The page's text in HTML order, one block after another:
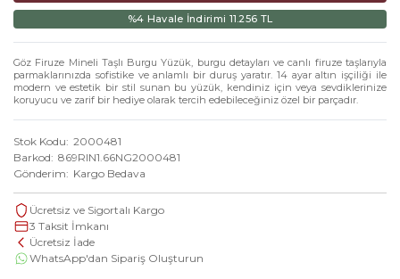
%4 Havale İndirimi 11.256 TL
Göz Firuze Mineli Taşlı Burgu Yüzük, burgu detayları ve canlı firuze taşlarıyla
parmaklarınızda sofistike ve anlamlı bir duruş yaratır. 14 ayar altın işçiliği ile
modern ve estetik bir stil sunan bu yüzük, kendiniz için veya sevdiklerinize
koruyucu ve zarif bir hediye olarak tercih edebileceğiniz özel bir parçadır.
Stok Kodu 2000481
Barkod 869RIN1.66NG2000481
Gönderim
Kargo Bedava
Ücretsiz ve Sigortalı Kargo
3 Taksit İmkanı
Ücretsiz İade
WhatsApp'dan Sipariş Oluşturun